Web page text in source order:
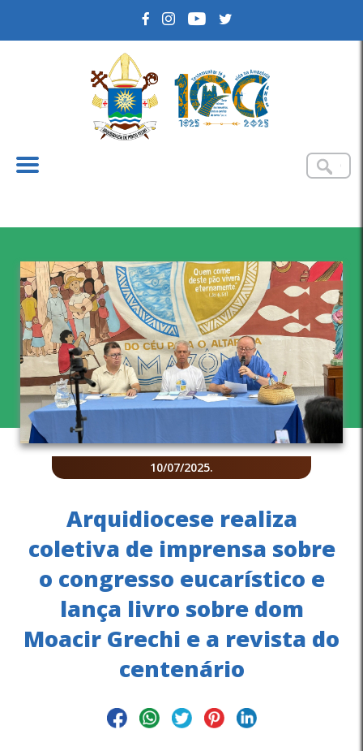
10/07/2025.
Arquidiocese realiza
coletiva de imprensa sobre
o congresso eucarístico e
lança livro sobre dom
Moacir Grechi e a revista do
centenário